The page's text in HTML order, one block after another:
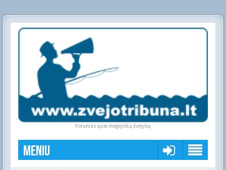
Forumas apie mėgėjišką žvejybą
Meniu